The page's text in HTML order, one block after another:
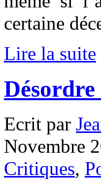
certaine
Lire la suite
Ecrit par
Novembre
Critiques,